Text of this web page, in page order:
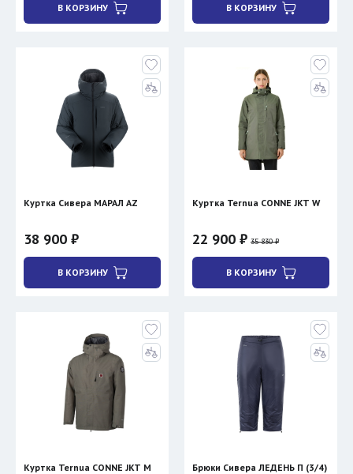
В КОРЗИНУ В КОРЗИНУ
Куртка Сивера МАРАЛ AZ
38 900 ₽
В КОРЗИНУ
Куртка Ternua CONNE JKT W
22 900 ₽ 35 830 ₽
В КОРЗИНУ
Куртка Ternua CONNE JKT M Брюки Сивера ЛЕДЕНЬ П (3/4)